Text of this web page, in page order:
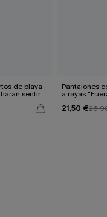
de playa
sentir
Pantalones
a rayas
21,50 €